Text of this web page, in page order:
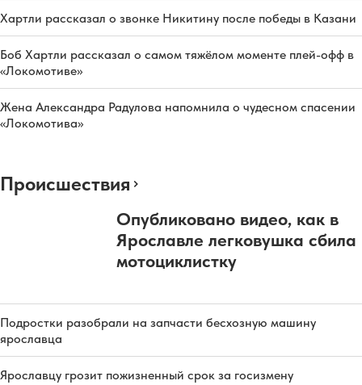
Хартли рассказал о звонке Никитину после победы в Казани
Боб Хартли рассказал о самом тяжёлом моменте плей-офф в
«Локомотиве»
Жена Александра Радулова напомнила о чудесном спасении
«Локомотива»
Происшествия
Опубликовано видео, как в
Ярославле легковушка сбила
мотоциклистку
Подростки разобрали на запчасти бесхозную машину
ярославца
Ярославцу грозит пожизненный срок за госизмену